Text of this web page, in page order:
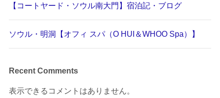
【コートヤード・ソウル南大門】宿泊記・ブログ
ソウル・明洞【オフィ スパ（O HUI＆WHOO Spa）】
Recent Comments
表示できるコメントはありません。